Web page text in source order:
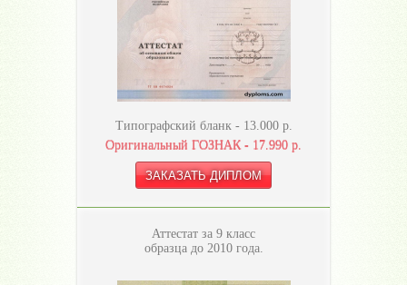
Типографский бланк - 13.000р.
Оригинальный ГОЗНАК - 17.990 р.
Аттестат за 9 класс
образца до 2010 года.